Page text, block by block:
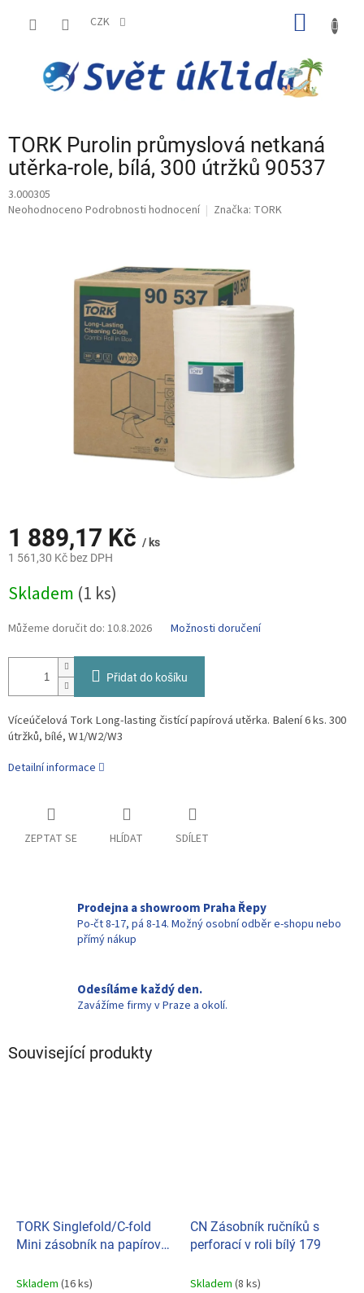
CZK
TORK Purolin průmyslová netkaná
utěrka-role, bílá, 300 útržků 90537
3.000305
Průměrné
Neohodnoceno Podrobnosti hodnocení Značka: TORK
1 889,17 Kč / ks
1 561,30 Kč bez DPH
cena:
Skladem (1 ks)
Můžeme doručit do: 10.8.2026 Možnosti doručení
Přidat do košíku
Víceúčelová TorkLong-lastingčistící papírová utěrka. Balení 6 ks. 300
útržků, bílé, W1/W2/W3
Detailní informace
ZEPTAT SE HLÍDAT SDÍLET
Prodejna a showroom Praha Řepy
Po-čt 8-17, pá 8-14. Možný osobní odběr e-shopu nebo
přímý nákup
Odesíláme každý den.
Zavážíme firmy v Praze a okolí.
Související produkty
TORK Singlefold/C-fold
Mini zásobník na papírové
Skladem (16 ks)
CN Zásobník ručníků s
perforací v roli bílý 179
Skladem (8 ks)